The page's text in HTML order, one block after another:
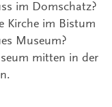
im Domschatz?
Kirche im Bistum
Museum?
mitten in der